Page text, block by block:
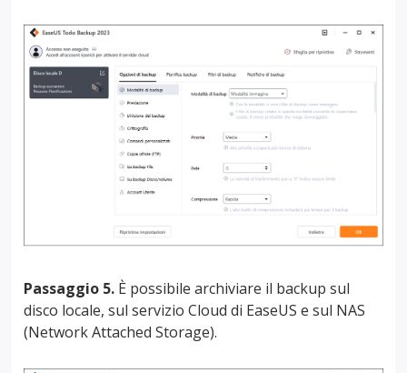
Passaggio 5. È possibile archiviare il backup sul
disco locale, sul servizio Cloud di EaseUS e sul NAS
(Network Attached Storage).